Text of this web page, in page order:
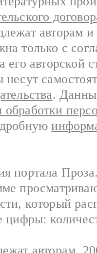
авторам
только с
его авторской
несут
.
обработки
портала
который
цифры:
авторам,